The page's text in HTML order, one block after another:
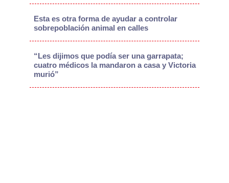
Esta es otra forma de ayudar a controlar
sobrepoblación animal en calles
“Les dijimos que podía ser una garrapata;
cuatro médicos la mandaron a casa y Victoria
murió”